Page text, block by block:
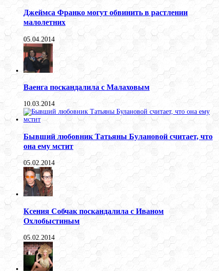
Джеймса Франко могут обвинить в растлении
малолетних
05.04.2014
Ваенга поскандалила с Малаховым
10.03.2014
Бывший любовник Татьяны Булановой считает, что
она ему мстит
05.02.2014
Ксения Собчак поскандалила с Иваном
Охлобыстиным
05.02.2014